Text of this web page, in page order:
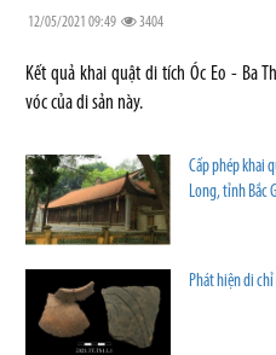
12/05/2021 09:49 3404
Kết quả khai quật di tích Óc Eo - Ba
vóc của di sản này.
Cấp phép khai
Long, tỉnh Bắc
Phát hiện di